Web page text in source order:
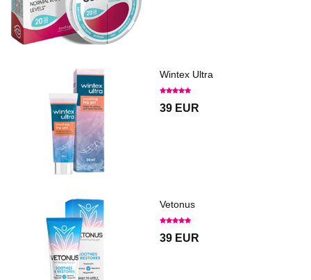
Wintex Ultra
39 EUR
Vetonus
39 EUR